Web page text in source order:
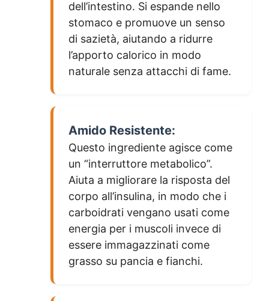
dell’intestino. Si espande nello
stomaco e promuove un senso
di sazietà, aiutando a ridurre
l’apporto calorico in modo
naturale senza attacchi di fame.
Amido Resistente:
Questo ingrediente agisce come
un “interruttore metabolico”.
Aiuta a migliorare la risposta del
corpo all’insulina, in modo che i
carboidrati vengano usati come
energia per i muscoli invece di
essere immagazzinati come
grasso su pancia e fianchi.